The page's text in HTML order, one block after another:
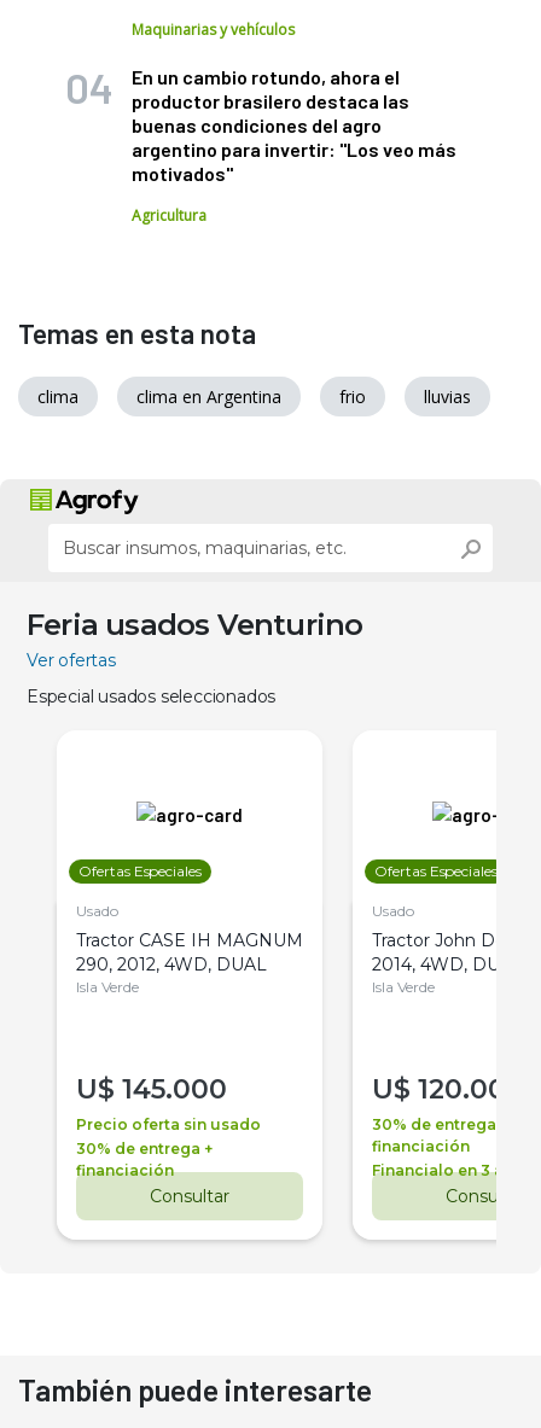
Maquinarias y vehículos
En un cambio rotundo, ahora el
productor brasilero destaca las
buenas condiciones del agro
argentino para invertir: "Los veo más
motivados"
Agricultura
Temas en esta nota
clima clima en Argentina frio lluvias
Feria usados Venturino
Ver ofertas
Especial usados seleccionados
Ofertas Especiales
Usado
Tractor CASE IH MAGNUM
290, 2012, 4WD, DUAL
Isla Verde
U$ 145.000
Precio oferta sin usado
30% de entrega +
financiación
Consultar
Ofertas Especiales
Usado
Tractor John Deere
2014, 4WD, DUAL
Isla Verde
U$ 120.000
30% de entrega +
financiación
Financialo en 3 años
Consultar
También puede interesarte